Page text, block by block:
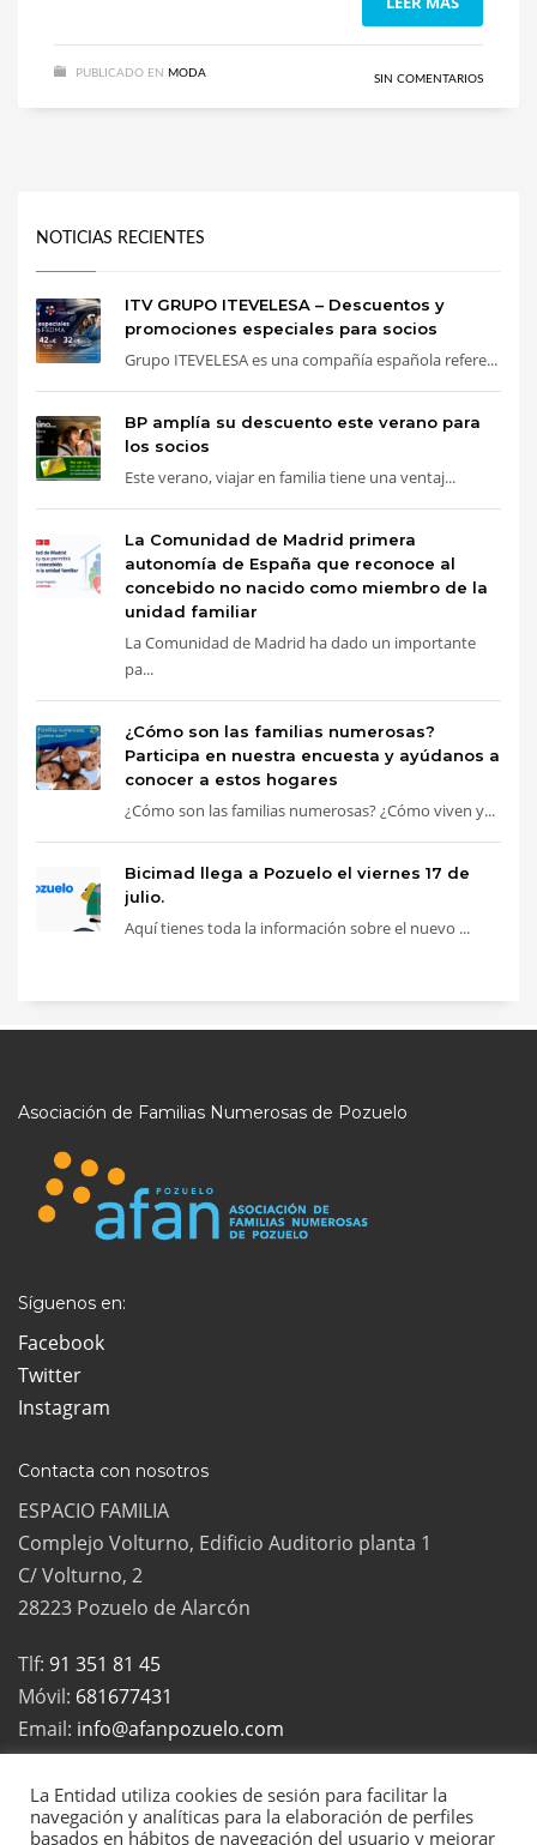
PUBLICADO EN MODA SIN COMENTARIOS
NOTICIAS RECIENTES
ITV GRUPO ITEVELESA – Descuentos y
promociones especiales para socios
Grupo ITEVELESA es una compañía española refere...
BP amplía su descuento este verano para
los socios
Este verano, viajar en familia tiene una ventaj...
La Comunidad de Madrid primera
autonomía de España que reconoce al
concebido no nacido como miembro de la
unidad familiar
La Comunidad de Madrid ha dado un importante
pa...
¿Cómo son las familias numerosas?
Participa en nuestra encuesta y ayúdanos a
conocer a estos hogares
¿Cómo son las familias numerosas? ¿Cómo viven y...
Bicimad llega a Pozuelo el viernes 17 de
julio.
Aquí tienes toda la información sobre el nuevo ...
Asociación de Familias Numerosas de Pozuelo
Síguenos en:
Facebook
Twitter
Instagram
Contacta con nosotros
ESPACIO FAMILIA
Complejo Volturno, Edificio Auditorio planta 1
C/ Volturno, 2
28223 Pozuelo de Alarcón
Tlf: 91 351 81 45
Móvil: 681677431
Email: info@afanpozuelo.com
2022 Todos los derechos reservados | La Asociación de Familias
La Entidad utiliza cookies de sesión para facilitar la
navegación y analíticas para la elaboración de perfiles
basados en hábitos de navegación del usuario y mejorar